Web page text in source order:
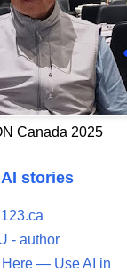
Canada 2025
stories
- author
— Use AI in